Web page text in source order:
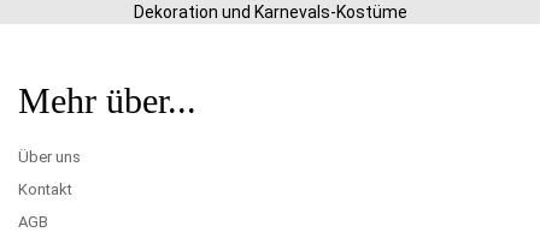
Dekoration und Karnevals-Kostüme
Mehr über...
Über uns
Kontakt
AGB